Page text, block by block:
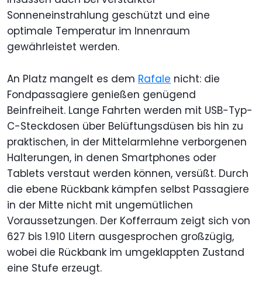
Sonneneinstrahlung geschützt und eine
optimale Temperatur im Innenraum
gewährleistet werden.
An Platz mangelt es dem Rafale nicht: die
Fondpassagiere genießen genügend
Beinfreiheit. Lange Fahrten werden mit USB-Typ-
C-Steckdosen über Belüftungsdüsen bis hin zu
praktischen, in der Mittelarmlehne verborgenen
Halterungen, in denen Smartphones oder
Tablets verstaut werden können, versüßt. Durch
die ebene Rückbank kämpfen selbst Passagiere
in der Mitte nicht mit ungemütlichen
Voraussetzungen. Der Kofferraum zeigt sich von
627 bis 1.910 Litern ausgesprochen großzügig,
wobei die Rückbank im umgeklappten Zustand
eine Stufe erzeugt.